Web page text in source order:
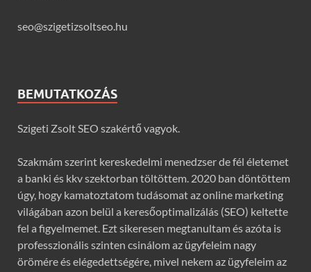
seo@szigetizsoltseo.hu
BEMUTATKOZÁS
Szigeti Zsolt SEO szakértő vagyok.
Szakmám szerint kereskedelmi menedzser de fél életemet
a banki és kkv szektorban töltöttem. 2020 ban döntöttem
úgy, hogy kamatoztatom tudásomat az online marketing
világában azon belül a keresőoptimalizálás (SEO) keltette
fel a figyelmemet. Ezt sikeresen megtanultam és azóta is
professzionális szinten csinálom az ügyfeleim nagy
örömére és elégedettségére, mivel nekem az ügyfeleim az